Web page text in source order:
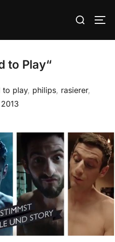
Suchen
to Play“
to play, philips, rasierer,